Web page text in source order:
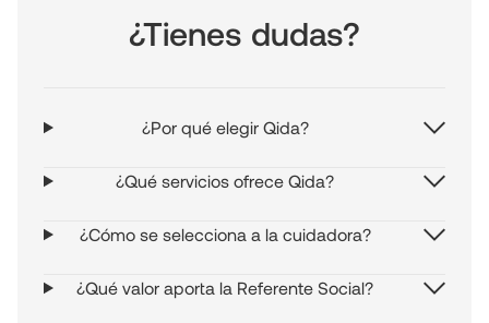
¿Tienes dudas?
¿Por qué elegir Qida?
¿Qué servicios ofrece Qida?
¿Cómo se selecciona a la cuidadora?
¿Qué valor aporta la Referente Social?